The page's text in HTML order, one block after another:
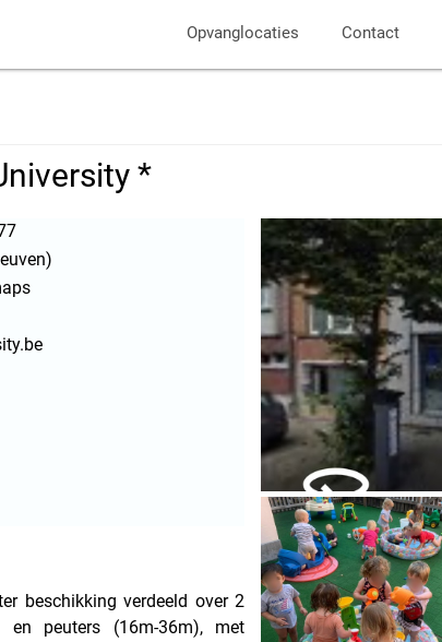
Opvanglocaties Contact
*
beschikking verdeeld over 2
en peuters (16m-36m), met